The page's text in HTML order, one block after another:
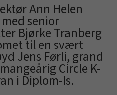
Ann Helen
senior
Bjørke Tranberg
til en svært
Jens Førli, grand
Circle K-
i Diplom-Is.